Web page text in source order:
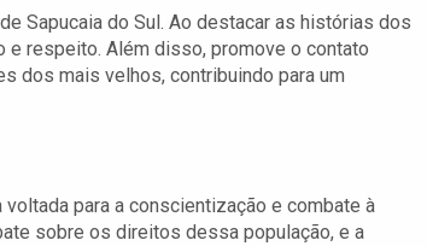
Sapucaia do Sul. Ao destacar as histórias dos
e respeito. Além disso, promove o contato
dos mais velhos, contribuindo para um
voltada para a conscientização e combate à
sobre os direitos dessa população, e a